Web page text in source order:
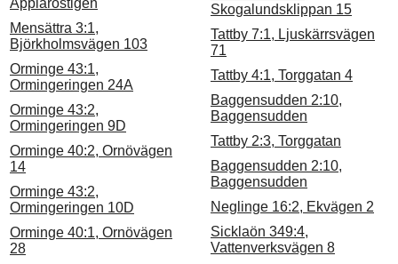
Äpplaröstigen
Mensättra 3:1,
Björkholmsvägen 103
Orminge 43:1,
Ormingeringen 24A
Orminge 43:2,
Ormingeringen 9D
Orminge 40:2, Ornövägen
14
Orminge 43:2,
Ormingeringen 10D
Orminge 40:1, Ornövägen
28
Skogalundsklippan 15
Tattby 7:1, Ljuskärrsvägen
71
Tattby 4:1, Torggatan 4
Baggensudden 2:10,
Baggensudden
Tattby 2:3, Torggatan
Baggensudden 2:10,
Baggensudden
Neglinge 16:2, Ekvägen 2
Sicklaön 349:4,
Vattenverksvägen 8